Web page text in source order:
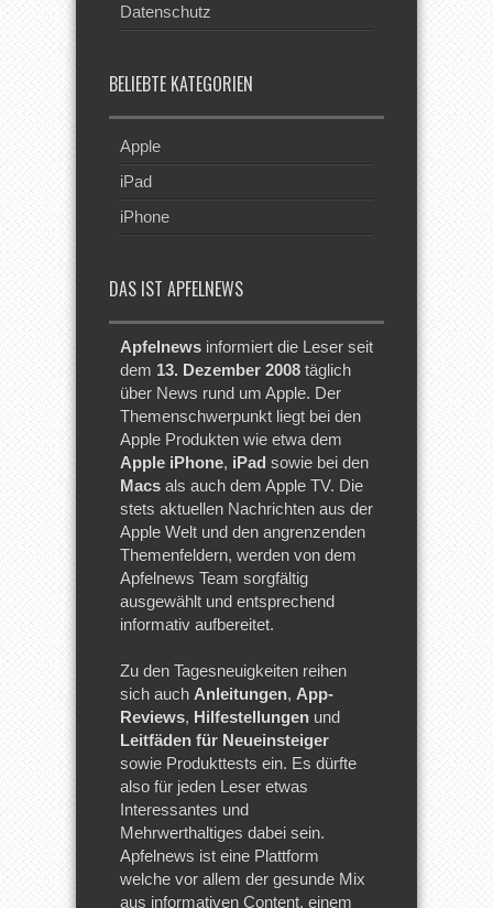
Datenschutz
BELIEBTE KATEGORIEN
Apple
iPad
iPhone
DAS IST APFELNEWS
Apfelnews informiert die Leser seit
dem 13. Dezember 2008 täglich
über News rund um Apple. Der
Themenschwerpunkt liegt bei den
Apple Produkten wie etwa dem
Apple iPhone, iPad sowie bei den
Macs als auch dem Apple TV. Die
stets aktuellen Nachrichten aus der
Apple Welt und den angrenzenden
Themenfeldern, werden von dem
Apfelnews Team sorgfältig
ausgewählt und entsprechend
informativ aufbereitet.
Zu den Tagesneuigkeiten reihen
sich auch Anleitungen, App-
Reviews, Hilfestellungen und
Leitfäden für Neueinsteiger
sowie Produkttests ein. Es dürfte
also für jeden Leser etwas
Interessantes und
Mehrwerthaltiges dabei sein.
Apfelnews ist eine Plattform
welche vor allem der gesunde Mix
aus informativen Content, einem